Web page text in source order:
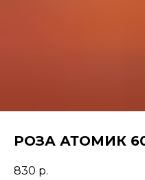
РОЗА АТОМИК 60
830 р.